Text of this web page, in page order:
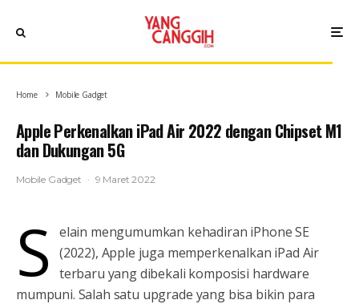
Home Mobile Gadget
Apple Perkenalkan iPad Air 2022 dengan Chipset M1
dan Dukungan 5G
Mobile Gadget · 9 Maret 2022
S
elain mengumumkan kehadiran iPhone SE
(2022), Apple juga memperkenalkan iPad Air
terbaru yang dibekali komposisi hardware
mumpuni. Salah satu upgrade yang bisa bikin para